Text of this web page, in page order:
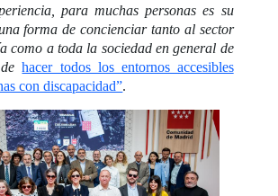
para muchas personas es su
forma de concienciar tanto al sector
como a toda la sociedad en general de
dehacer todos los entornos accesibles
con discapacidad”.